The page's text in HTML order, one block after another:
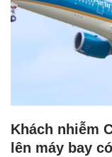
Khách nhiễm
lên máy bay